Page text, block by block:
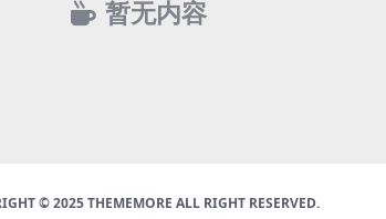
暂无内容
© 2025 THEMEMORE ALL RIGHT RESERVED.